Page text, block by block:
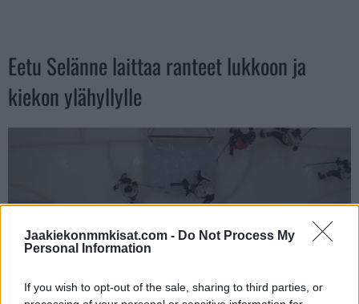
Jaakiekonmmkisat.com - Do Not Process My
Personal Information
If you wish to opt-out of the sale, sharing to third parties, or
Eetu Selänne laittaa ranteet lukkoon ja
kiekon ylähyllylle